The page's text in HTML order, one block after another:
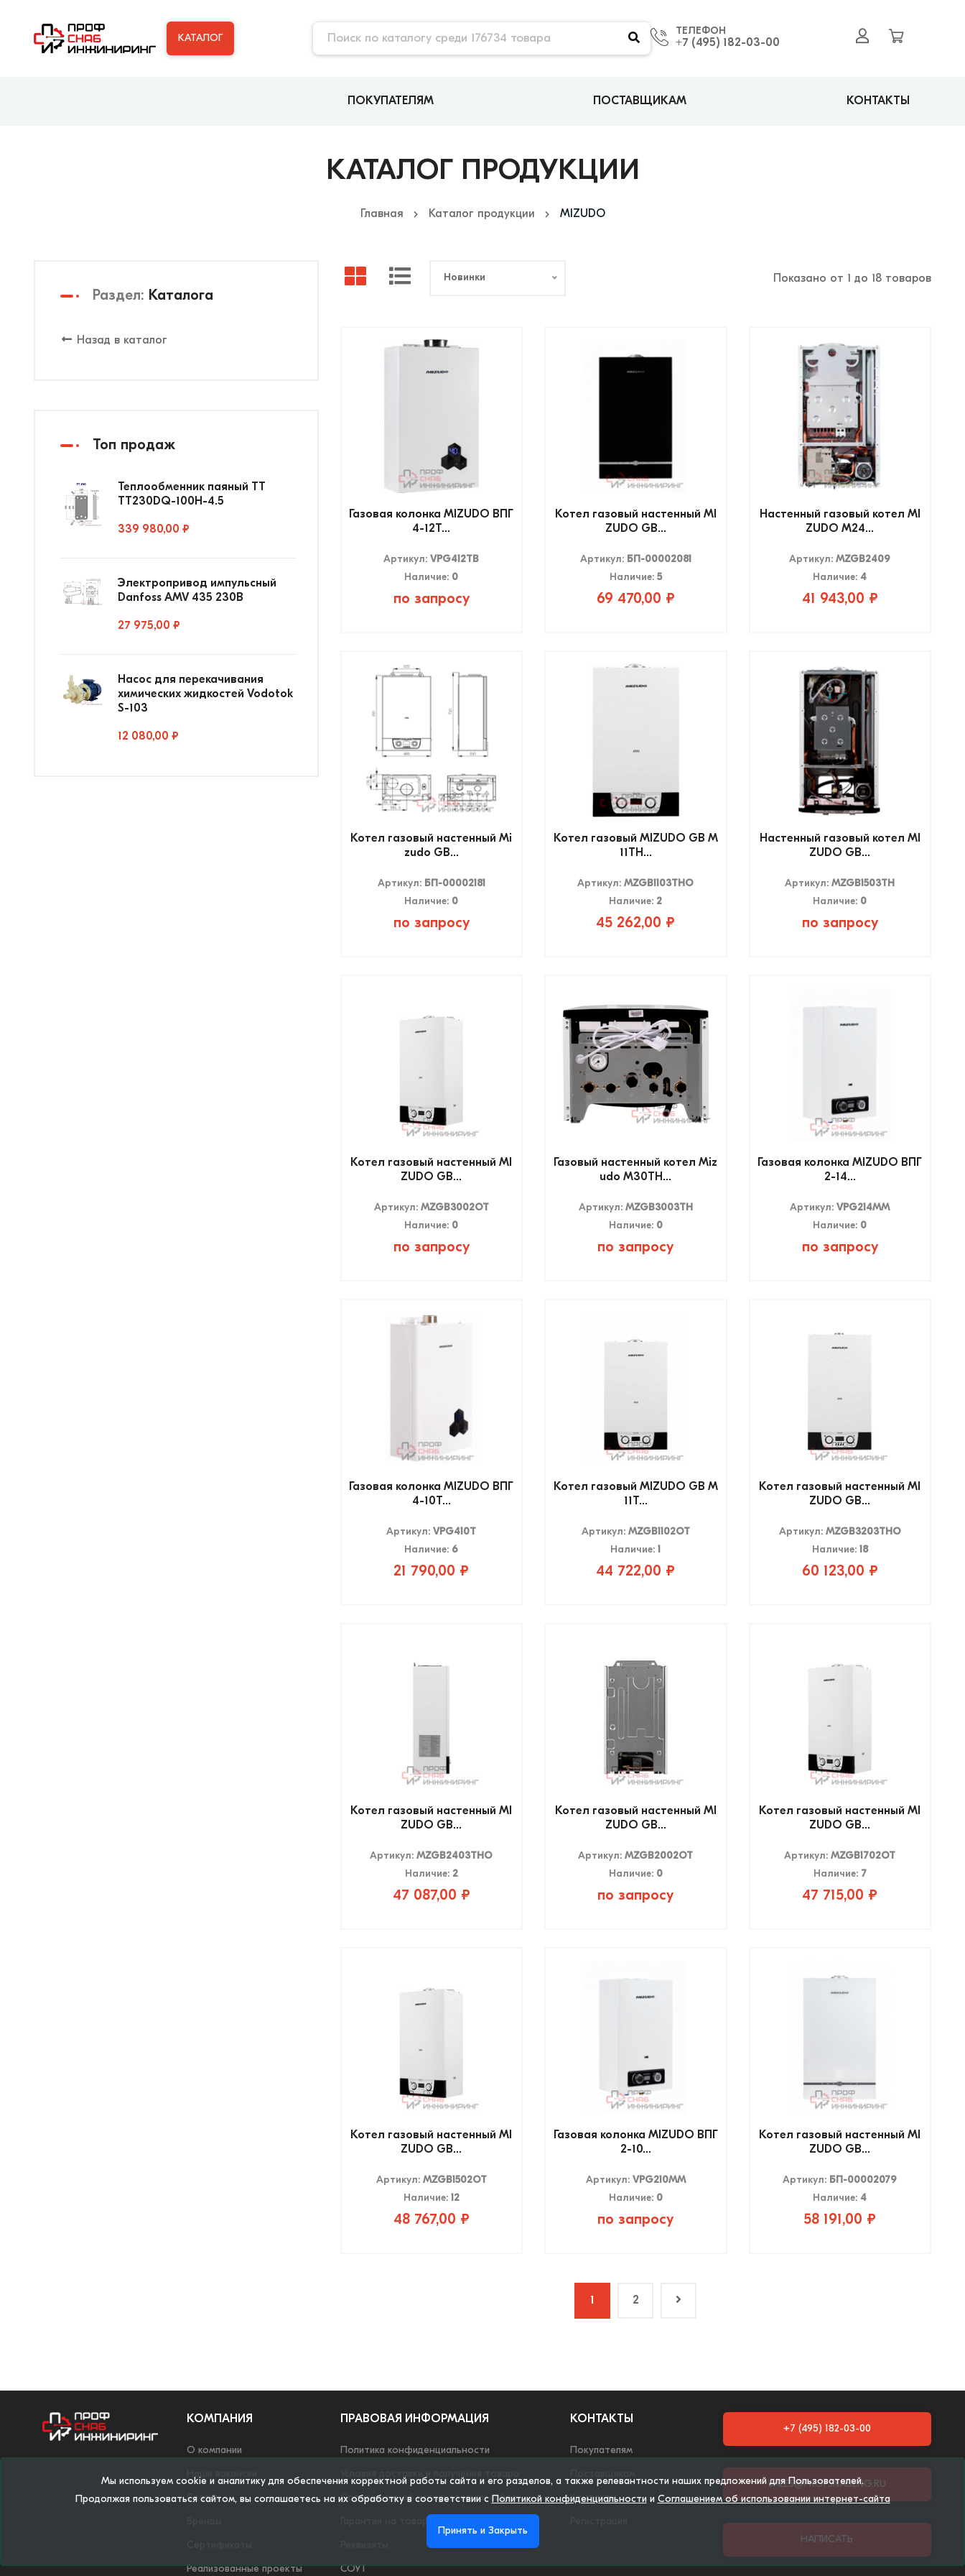
КАТАЛОГ
ТЕЛЕФОН
+7 (495) 182-03-00
ПОКУПАТЕЛЯМ ПОСТАВЩИКАМ КОНТАКТЫ
Главная Каталог продукции MIZUDO
КАТАЛОГ ПРОДУКЦИИ
Новинки Показано от 1 до 18 товаров
Газовая колонка MIZUDO ВПГ
4-12Т...
Артикул:VPG412TB
Наличие: 0
по запросу
Котел газовый настенный MI
ZUDO GB...
Артикул: БП-00002081
Наличие: 5
69 470,00 ₽
Настенный газовый котел MI
ZUDO M24...
Артикул:MZGB2409
Наличие: 4
41 943,00 ₽
Котел газовый настенный Mi
zudo GB...
Артикул: БП-00002181
Наличие: 0
по запросу
Котел газовый MIZUDO GB M
11TH...
Артикул:MZGB1103THO
Наличие: 2
45 262,00 ₽
Настенный газовый котел MI
ZUDO GB...
Артикул:MZGB1503TH
Наличие: 0
по запросу
Котел газовый настенный MI
ZUDO GB...
Артикул: MZGB3002OT
Наличие: 0
по запросу
Газовый настенный котел Miz
udo M30ТH...
Артикул: MZGB3003TH
Наличие: 0
по запросу
Газовая колонка MIZUDO ВПГ
2-14...
Артикул:VPG214MM
Наличие: 0
по запросу
Газовая колонка MIZUDO ВПГ
4-10Т...
Артикул:VPG410T
Наличие: 6
21 790,00 ₽
Котел газовый MIZUDO GB M
11T...
Артикул: MZGB1102OT
Наличие:1
44 722,00 ₽
Котел газовый настенный MI
ZUDO GB...
Артикул: MZGB3203THO
Наличие: 18
60 123,00 ₽
Котел газовый настенный MI
ZUDO GB...
Артикул:MZGB2403THO
Наличие: 2
47 087,00 ₽
Котел газовый настенный MI
ZUDO GB...
Артикул:MZGB2002OT
Наличие: 0
по запросу
Котел газовый настенный MI
ZUDO GB...
Артикул:MZGB1702OT
Наличие: 7
47 715,00 ₽
Котел газовый настенный MI
ZUDO GB...
Артикул: MZGB1502OT
Наличие: 12
48 767,00 ₽
Газовая колонка MIZUDO ВПГ
2-10...
Артикул: VPG210MM
Наличие: 0
по запросу
Котел газовый настенный MI
ZUDO GB...
Артикул: БП-00002079
Наличие: 4
58 191,00 ₽
1 2
Раздел: Каталога
Назад в каталог
Топ продаж
Теплообменник паяный ТТ
ТТ230DQ-100Н-4.5
339 980,00 ₽
Электропривод импульсный
Danfoss AMV 435 230В
27 975,00 ₽
Насос для перекачивания
химических жидкостей Vodotok
S-103
12 080,00 ₽
Мы используем cookie и аналитику для обеспечения корректной работы сайта и его разделов, а также релевантности наших предложений для Пользователей.
Продолжая пользоваться сайтом, вы соглашаетесь на их обработку в соответствии с Политикой конфиденциальностии Соглашением об использовании интернет-сайта
Принять и Закрыть
КОМПАНИЯ
О компании
Наши вакансии
Статьи
Реализованные проекты
ПРАВОВАЯ ИНФОРМАЦИЯ
Политика конфиденциальности
Условия доставки и получения товара
Соглашение об использовании сайта
СОУТ
КОНТАКТЫ
Покупателям
Контакты
+7 (495) 182-03-00
SALES@PROFSNABENG.RU
НАПИСАТЬ